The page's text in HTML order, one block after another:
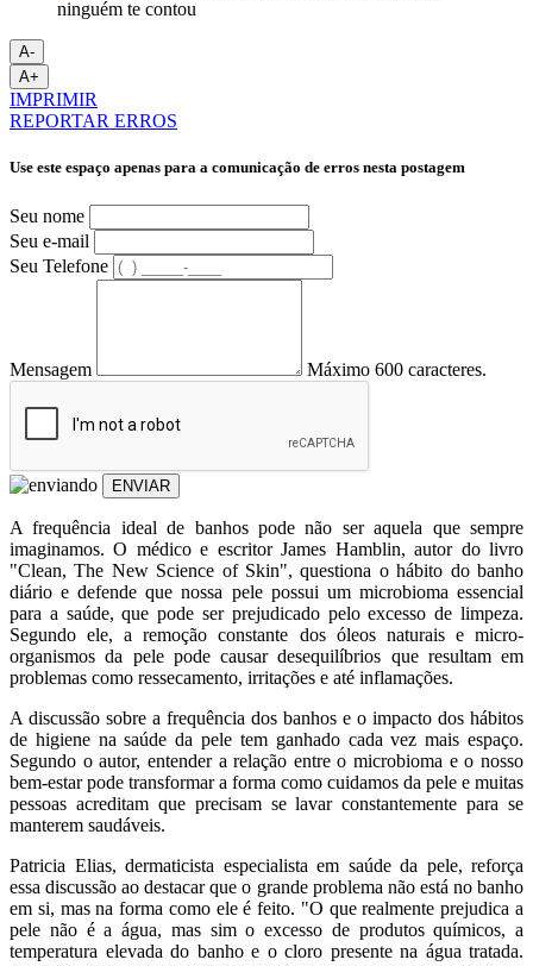
A-
A+
IMPRIMIR
REPORTAR ERROS
Use este espaço apenas para a comunicação de erros nesta postagem
Seu nome
Seu e-mail
Seu Telefone
Mensagem Máximo 600 caracteres.
ENVIAR
A frequência ideal de banhos pode não ser aquela que sempre
imaginamos. O médico e escritor James Hamblin, autor do livro
"Clean, The New Science of Skin", questiona o hábito do banho
diário e defende que nossa pele possui um microbioma essencial
para a saúde, que pode ser prejudicado pelo excesso de limpeza.
Segundo ele, a remoção constante dos óleos naturais e micro-
organismos da pele pode causar desequilíbrios que resultam em
problemas como ressecamento, irritações e até inflamações.
A discussão sobre a frequência dos banhos e o impacto dos hábitos
de higiene na saúde da pele tem ganhado cada vez mais espaço.
Segundo o autor, entender a relação entre o microbioma e o nosso
bem-estar pode transformar a forma como cuidamos da pele e muitas
pessoas acreditam que precisam se lavar constantemente para se
manterem saudáveis.
Patricia Elias, dermaticista especialista em saúde da pele, reforça
essa discussão ao destacar que o grande problema não está no banho
em si, mas na forma como ele é feito. "O que realmente prejudica a
pele não é a água, mas sim o excesso de produtos químicos, a
temperatura elevada do banho e o cloro presente na água tratada.